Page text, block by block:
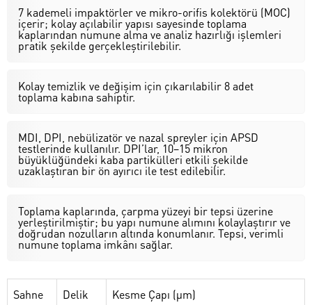
7 kademeli impaktörler ve mikro-orifis kolektörü (MOC)
içerir; kolay açılabilir yapısı sayesinde toplama
kaplarından numune alma ve analiz hazırlığı işlemleri
pratik şekilde gerçekleştirilebilir.
Kolay temizlik ve değişim için çıkarılabilir 8 adet
toplama kabına sahiptir.
MDI, DPI, nebülizatör ve nazal spreyler için APSD
testlerinde kullanılır. DPI’lar, 10–15 mikron
büyüklüğündeki kaba partikülleri etkili şekilde
uzaklaştıran bir ön ayırıcı ile test edilebilir.
Toplama kaplarında, çarpma yüzeyi bir tepsi üzerine
yerleştirilmiştir; bu yapı numune alımını kolaylaştırır ve
doğrudan nozulların altında konumlanır. Tepsi, verimli
numune toplama imkânı sağlar.
Sahne
Delik
Kesme Çapı (μm)